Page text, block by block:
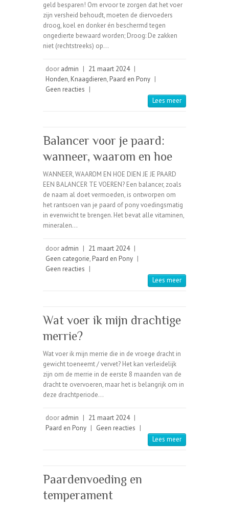
geld besparen! Om ervoor te zorgen dat het voer
zijn versheid behoudt, moeten de diervoeders
droog, koel en donker én beschermd tegen
ongedierte bewaard worden; Droog: De zakken
niet (rechtstreeks) op…
door admin | 21 maart 2024 |
Honden, Knaagdieren, Paard en Pony |
Geen reacties |
Lees meer
Balancer voor je paard:
wanneer, waarom en hoe
WANNEER, WAAROM EN HOE DIEN JE JE PAARD
EEN BALANCER TE VOEREN? Een balancer, zoals
de naam al doet vermoeden, is ontworpen om
het rantsoen van je paard of pony voedingsmatig
in evenwicht te brengen. Het bevat alle vitaminen,
mineralen…
door admin | 21 maart 2024 |
Geen categorie, Paard en Pony |
Geen reacties |
Lees meer
Wat voer ik mijn drachtige
merrie?
Wat voer ik mijn merrie die in de vroege dracht in
gewicht toeneemt / vervet? Het kan verleidelijk
zijn om de merrie in de eerste 8 maanden van de
dracht te overvoeren, maar het is belangrijk om in
deze drachtperiode…
door admin | 21 maart 2024 |
Paard en Pony | Geen reacties |
Lees meer
Paardenvoeding en
temperament